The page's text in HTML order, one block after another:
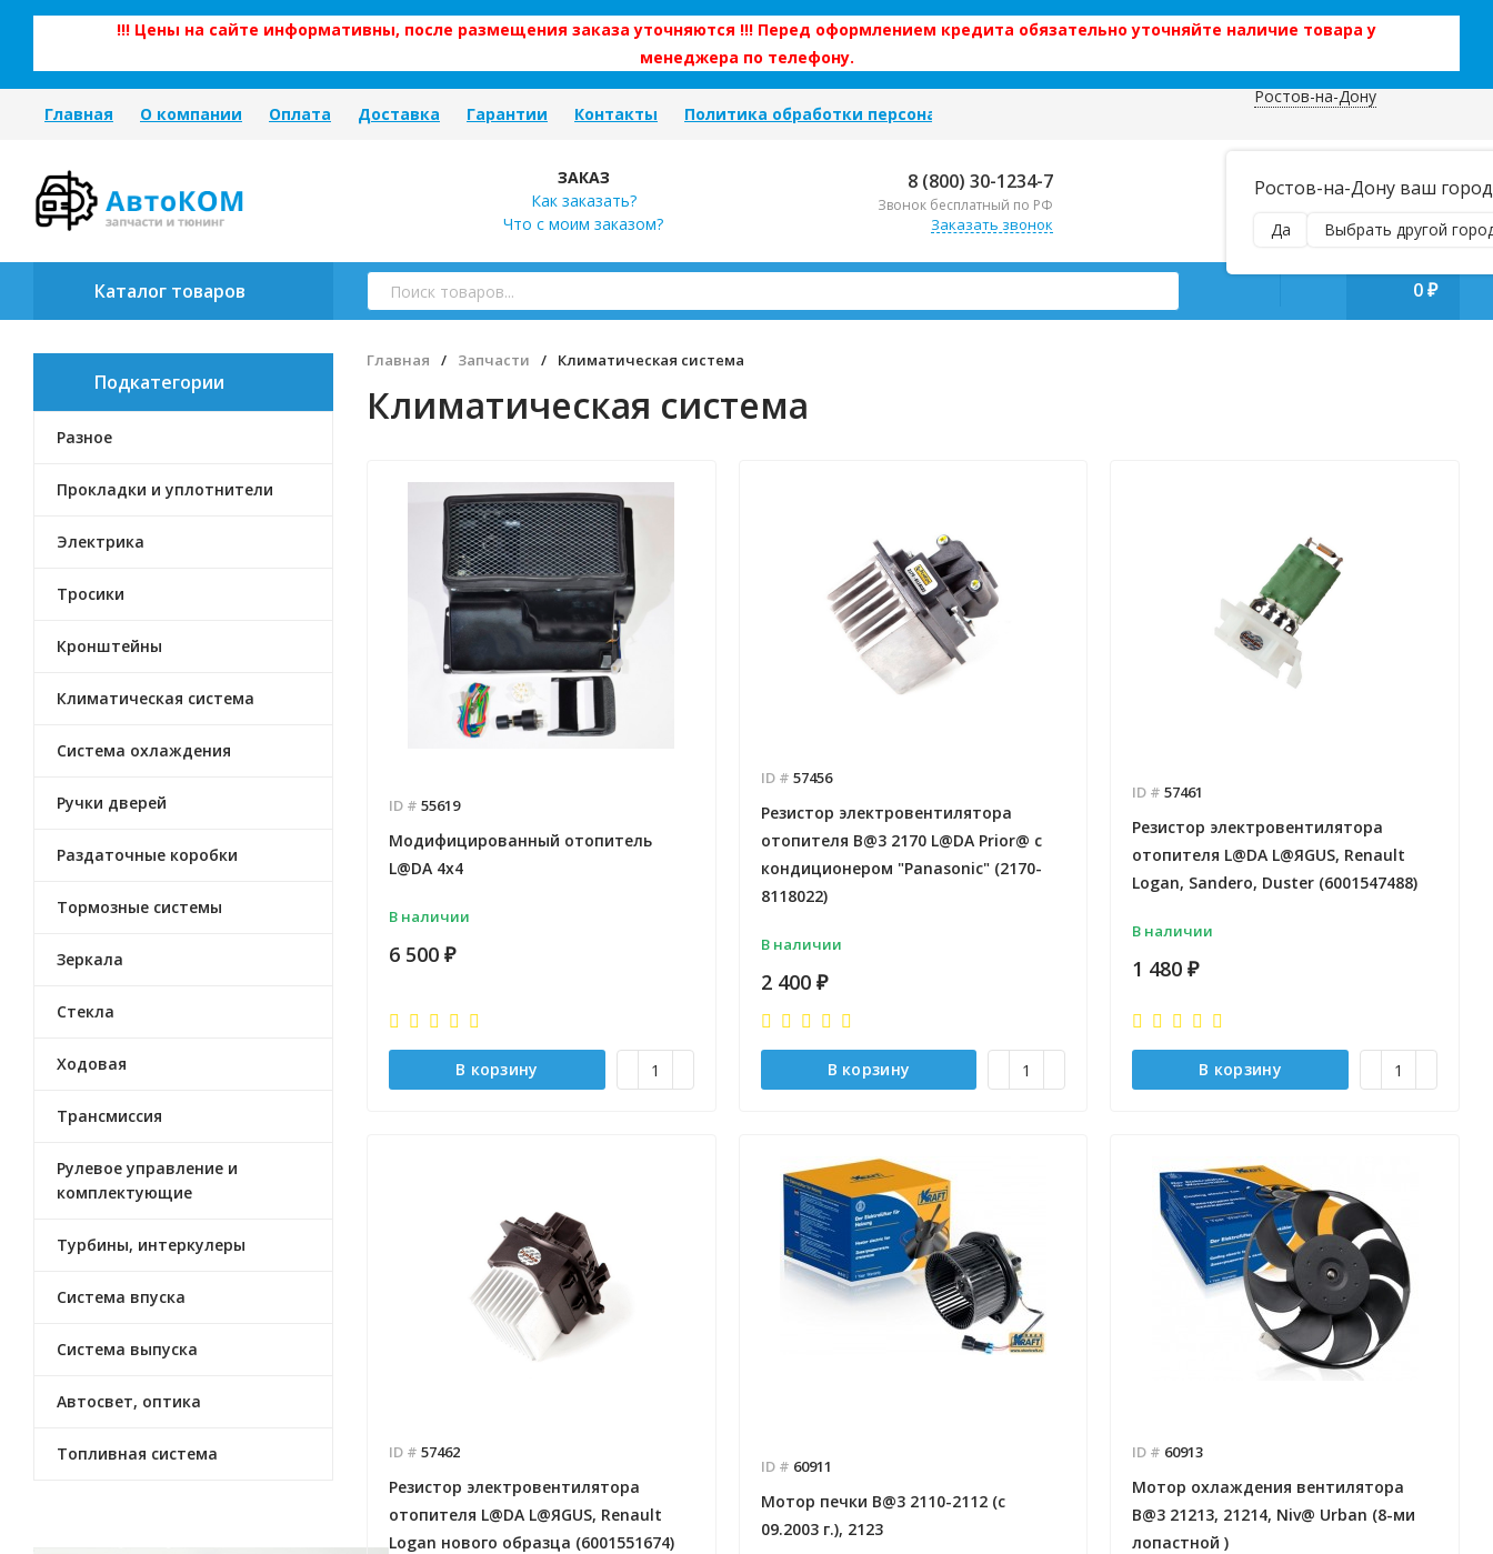
!!! Цены на сайте информативны, после размещения заказа уточняются !!! Перед оформлением кредита обязательно уточняйте наличие товара у
менеджера по телефону.
Главная О компании Оплата Доставка Гарантии Контакты Политика обработки персональных данных
Ростов-на-Дону
Ростов-на-Дону ваш
Да Выбрать другой
ЗАКАЗ
Как заказать?
Что с моим заказом?
8 (800) 30-1234-7
Звонок бесплатный по РФ
Заказать звонок
наложенным платежом!
manager@regiontehsnab.ru
Каталог товаров 0 ₽
Подкатегории
Разное
Прокладки и уплотнители
Электрика
Тросики
Кронштейны
Климатическая система
Система охлаждения
Ручки дверей
Раздаточные коробки
Тормозные системы
Зеркала
Стекла
Ходовая
Трансмиссия
Рулевое управление и
комплектующие
Турбины, интеркулеры
Система впуска
Система выпуска
Автосвет, оптика
Топливная система
Главная / Запчасти / Климатическая система
Климатическая система
ID # 55619
Модифицированный отопитель
L@DA 4х4
В наличии
6 500 ₽
В корзину
ID # 57456
Резистор электровентилятора
отопителя B@3 2170 L@DA Prior@ с
кондиционером "Panasonic" (2170-
8118022)
В наличии
2 400 ₽
В корзину
ID #57461
Резистор электровентилятора
отопителя L@DA L@ЯGUS, Renault
Logan, Sandero, Duster (6001547488)
В наличии
1 480₽
В корзину
ID # 57462
Резистор электровентилятора
отопителя L@DA L@ЯGUS, Renault
Logan нового образца (6001551674)
ID # 60911
Мотор печки B@3 2110-2112 (с
09.2003 г.), 2123
ID # 60913
Мотор охлаждения вентилятора
B@3 21213, 21214, Niv@ Urban (8-ми
лопастной )